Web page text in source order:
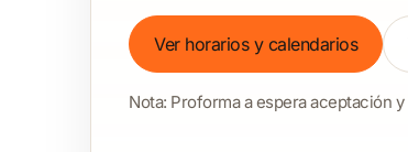
Ver horarios y calendarios
Nota: Proforma a espera aceptación